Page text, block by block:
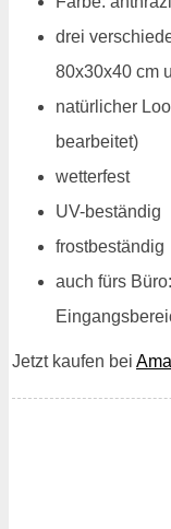
drei
80x30x40 cm
natürlicher
bearbeitet)
wetterfest
UV-beständig
frostbeständig
auch fürs
Jetzt kaufen bei